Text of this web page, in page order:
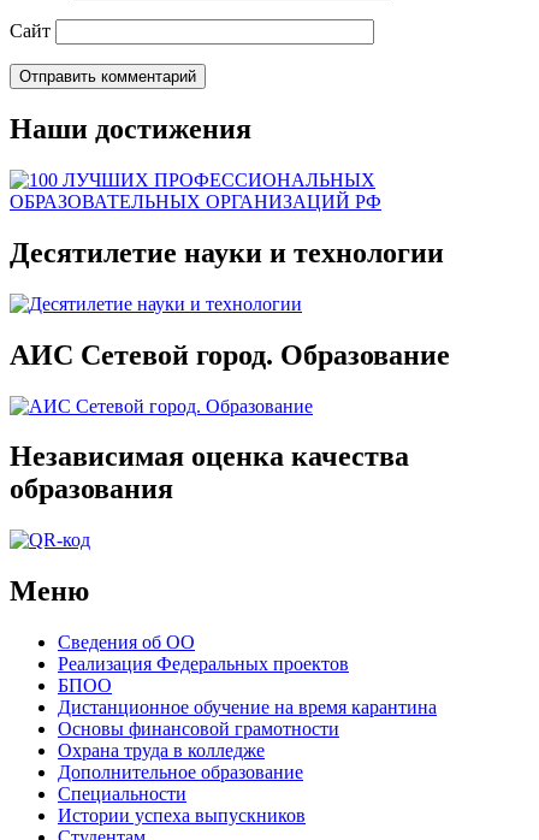
Сайт
Наши достижения
Десятилетие науки и технологии
АИС Сетевой город. Образование
Независимая оценка качества
образования
Меню
Сведения об ОО
Реализация Федеральных проектов
БПОО
Дистанционное обучение на время карантина
Основы финансовой грамотности
Охрана труда в колледже
Дополнительное образование
Специальности
Истории успеха выпускников